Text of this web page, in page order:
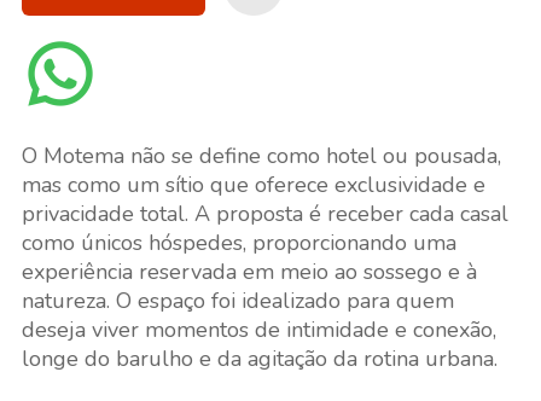
O Motema não se define como hotel ou pousada,
mas como um sítio que oferece exclusividade e
privacidade total. A proposta é receber cada casal
como únicos hóspedes, proporcionando uma
experiência reservada em meio ao sossego e à
natureza. O espaço foi idealizado para quem
deseja viver momentos de intimidade e conexão,
longe do barulho e da agitação da rotina urbana.